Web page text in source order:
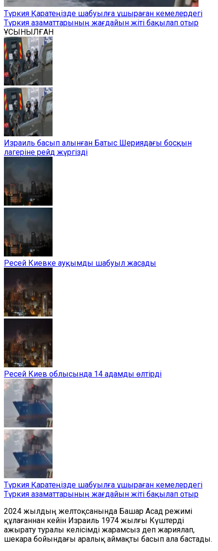
Түркия Қаратеңізде шабуылға ұшыраған кемелердегі
Түркия азаматтарының жағдайын жіті бақылап отыр
ҰСЫНЫЛҒАН
Израиль басып алынған Батыс Шериядағы босқын
лагеріне рейд жүргізді
Ресей Киевке ауқымды шабуыл жасады
Ресей Киев облысында 14 адамды өлтірді
Түркия Қаратеңізде шабуылға ұшыраған кемелердегі
Түркия азаматтарының жағдайын жіті бақылап отыр
2024 жылдың желтоқсанында Башар Асад режимі
құлағаннан кейін Израиль 1974 жылғы Күштерді
ажырату туралы келісімді жарамсыз деп жариялап,
шекара бойындағы аралық аймақты басып ала бастады.